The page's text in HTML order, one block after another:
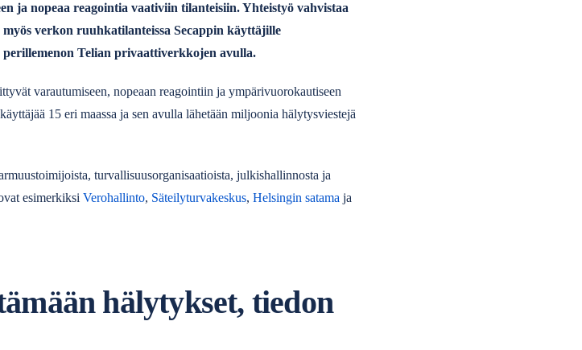
ja nopeaa reagointia vaativiin tilanteisiin. Yhteistyö vahvistaa
verkon ruuhkatilanteissa Secappin käyttäjille
Telian privaattiverkkojen avulla.
varautumiseen, nopeaan reagointiin ja ympärivuorokautiseen
15 eri maassa ja sen avulla lähetään miljoonia hälytysviestejä
turvallisuusorganisaatioista, julkishallinnosta ja
esimerkiksi Verohallinto, Säteilyturvakeskus, Helsingin satama ja
hälytykset, tiedon